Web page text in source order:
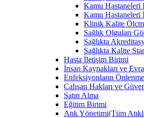
Kamu
Kamu
Klinik Kalite
Sağlık Olguları
Sağlıkta
Sağlıkta Kalite
Hasta İletişim Birimi
İnsan Kaynakları ve
Enfeksiyonların
Çalışan Hakları ve
Satın Alma
Eğitim Birimi
Atık Yönetimi(Tüm